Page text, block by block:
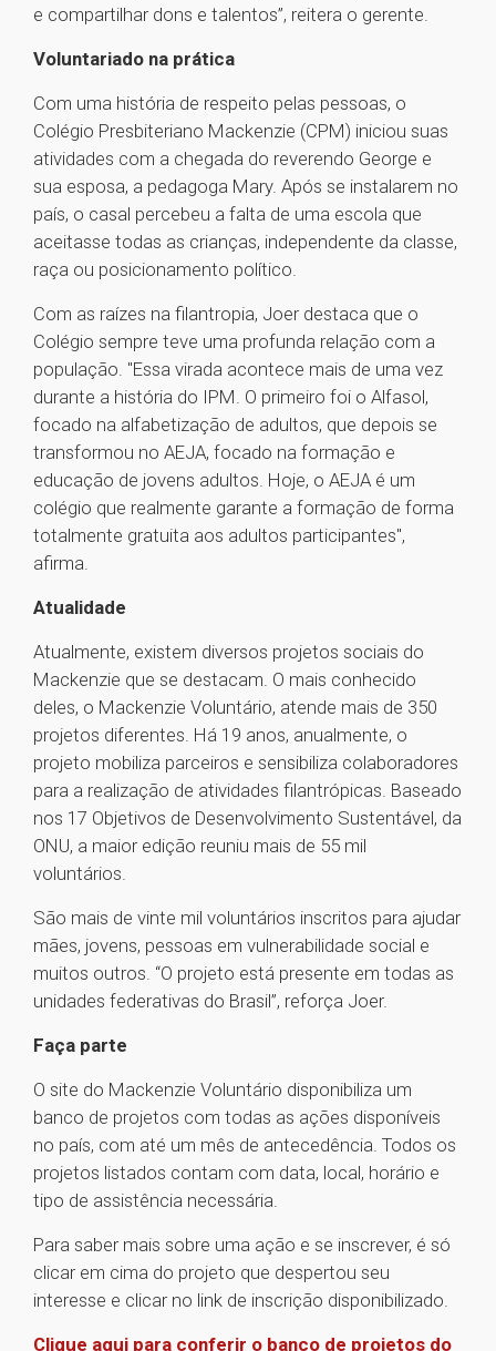
e compartilhar dons e talentos”, reitera o gerente.
Voluntariado na prática
Com uma história de respeito pelas pessoas, o
Colégio Presbiteriano Mackenzie (CPM) iniciou suas
atividades com a chegada do reverendo George e
sua esposa, a pedagoga Mary. Após se instalarem no
país, o casal percebeu a falta de uma escola que
aceitasse todas as crianças, independente da classe,
raça ou posicionamento político.
Com as raízes na filantropia, Joer destaca que o
Colégio sempre teve uma profunda relação com a
população. "Essa virada acontece mais de uma vez
durante a história do IPM. O primeiro foi o Alfasol,
focado na alfabetização de adultos, que depois se
transformou no AEJA, focado na formação e
educação de jovens adultos. Hoje, o AEJA é um
colégio que realmente garante a formação de forma
totalmente gratuita aos adultos participantes",
afirma.
Atualidade
Atualmente, existem diversos projetos sociais do
Mackenzie que se destacam. O mais conhecido
deles, o Mackenzie Voluntário, atende mais de 350
projetos diferentes. Há 19 anos, anualmente, o
projeto mobiliza parceiros e sensibiliza colaboradores
para a realização de atividades filantrópicas. Baseado
nos 17 Objetivos de Desenvolvimento Sustentável, da
ONU, a maior edição reuniu mais de 55 mil
voluntários.
São mais de vinte mil voluntários inscritos para ajudar
mães, jovens, pessoas em vulnerabilidade social e
muitos outros. “O projeto está presente em todas as
unidades federativas do Brasil”, reforça Joer.
Faça parte
O site do Mackenzie Voluntário disponibiliza um
banco de projetos com todas as ações disponíveis
no país, com até um mês de antecedência. Todos os
projetos listados contam com data, local, horário e
tipo de assistência necessária.
Para saber mais sobre uma ação e se inscrever, é só
clicar em cima do projeto que despertou seu
interesse e clicar no link de inscrição disponibilizado.
Clique aqui para conferir o banco de projetos do